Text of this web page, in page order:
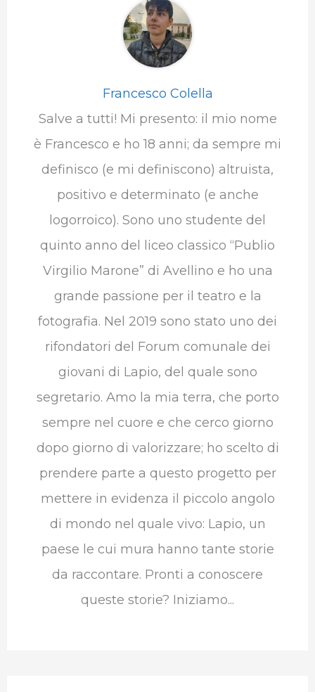
Francesco Colella
Salve a tutti! Mi presento: il mio nome
è Francesco e ho 18 anni; da sempre mi
definisco (e mi definiscono) altruista,
positivo e determinato (e anche
logorroico). Sono uno studente del
quinto anno del liceo classico “Publio
Virgilio Marone” di Avellino e ho una
grande passione per il teatro e la
fotografia. Nel 2019 sono stato uno dei
rifondatori del Forum comunale dei
giovani di Lapio, del quale sono
segretario. Amo la mia terra, che porto
sempre nel cuore e che cerco giorno
dopo giorno di valorizzare; ho scelto di
prendere parte a questo progetto per
mettere in evidenza il piccolo angolo
di mondo nel quale vivo: Lapio, un
paese le cui mura hanno tante storie
da raccontare. Pronti a conoscere
queste storie? Iniziamo...